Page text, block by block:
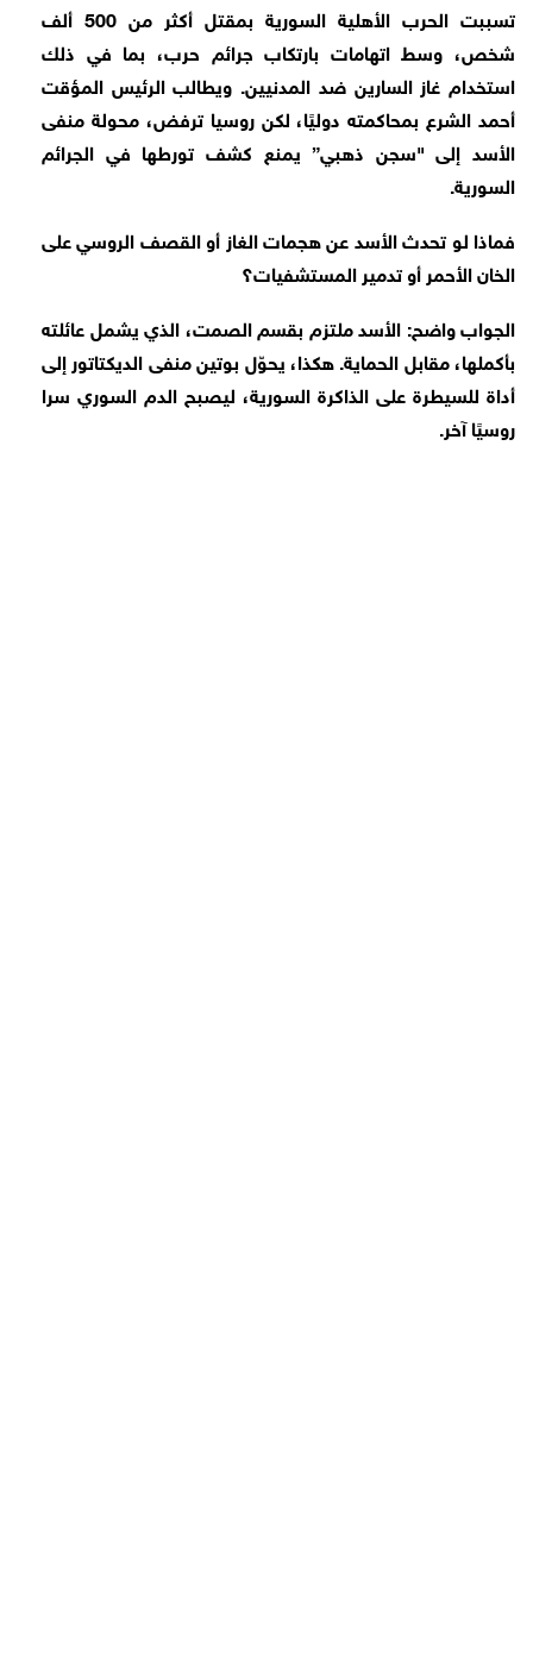
تسببت الحرب الأهلية السورية بمقتل أكثر من 500 ألف
شخص، وسط اتهامات بارتكاب جرائم حرب، بما في ذلك
استخدام غاز السارين ضد المدنيين. ويطالب الرئيس المؤقت
أحمد الشرع بمحاكمته دوليًا، لكن روسيا ترفض، محولة منفى
الأسد إلى "سجن ذهبي” يمنع كشف تورطها في الجرائم
السورية.
فماذا لو تحدث الأسد عن هجمات الغاز أو القصف الروسي على
الخان الأحمر أو تدمير المستشفيات؟
الجواب واضح: الأسد ملتزم بقسم الصمت، الذي يشمل عائلته
بأكملها، مقابل الحماية. هكذا، يحوّل بوتين منفى الديكتاتور إلى
أداة للسيطرة على الذاكرة السورية، ليصبح الدم السوري سرا
روسيًا آخر.